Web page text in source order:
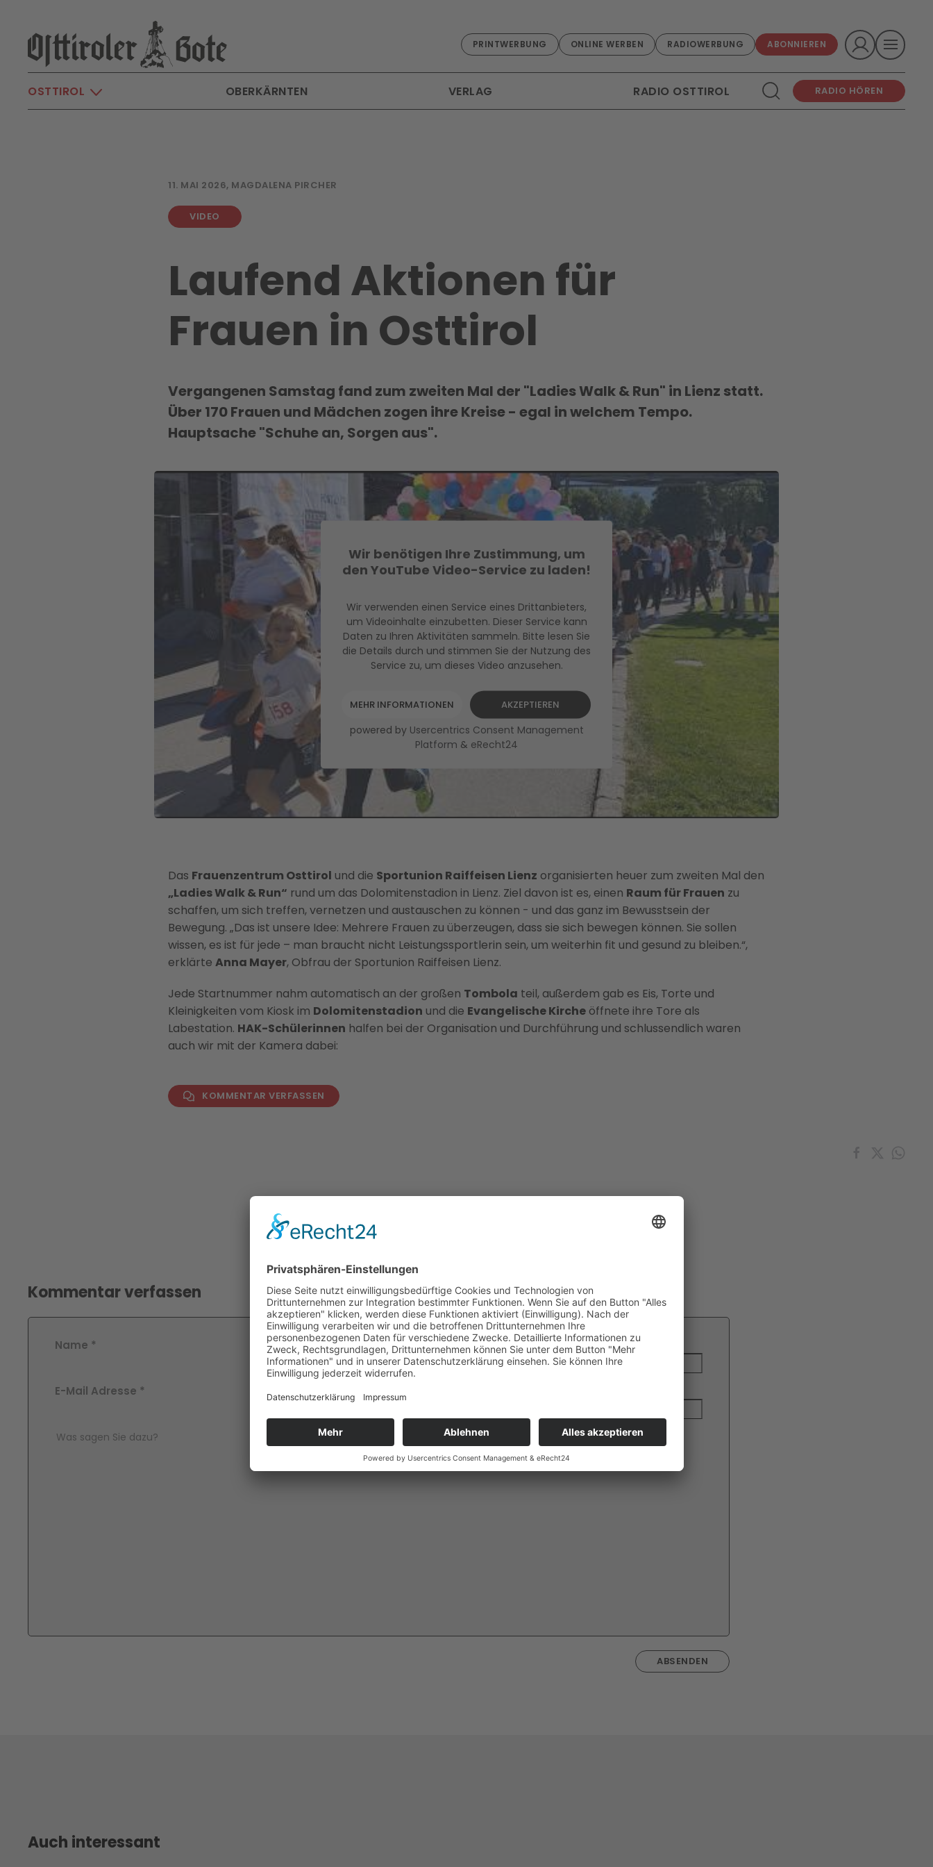
Skip to main content
PRINTWERBUNG ONLINE WERBEN RADIOWERBUNG ABONNIEREN
OSTTIROL OBERKÄRNTEN VERLAG RADIO OSTTIROL RADIO HÖREN
11. MAI 2026, MAGDALENA PIRCHER
VIDEO
Laufend Aktionen für
Frauen in Osttirol
Vergangenen Samstag fand zum zweiten Mal der "Ladies Walk & Run" in Lienz statt.
Über 170 Frauen und Mädchen zogen ihre Kreise - egal in welchem Tempo.
Hauptsache "Schuhe an, Sorgen aus".
Wir benötigen Ihre Zustimmung, um
den YouTube Video-Service zu laden!
Wir verwenden einen Service eines Drittanbieters,
um Videoinhalte einzubetten. Dieser Service kann
Daten zu Ihren Aktivitäten sammeln. Bitte lesen Sie
die Details durch und stimmen Sie der Nutzung des
Service zu, um dieses Video anzusehen.
MEHR INFORMATIONEN AKZEPTIEREN
powered by Usercentrics Consent Management
Platform & eRecht24
Das Frauenzentrum Osttirol und die Sportunion Raiffeisen Lienz organisierten heuer zum zweiten Mal den
„Ladies Walk & Run“ rund um das Dolomitenstadion in Lienz. Ziel davon ist es, einen Raum für Frauen zu
schaffen, um sich treffen, vernetzen und austauschen zu können - und das ganz im Bewusstsein der
Bewegung. „Das ist unsere Idee: Mehrere Frauen zu überzeugen, dass sie sich bewegen können. Sie sollen
wissen, es ist für jede – man braucht nicht Leistungssportlerin sein, um weiterhin fit und gesund zu bleiben.“,
erklärte Anna Mayer, Obfrau der Sportunion Raiffeisen Lienz.
Jede Startnummer nahm automatisch an der großen Tombola teil, außerdem gab es Eis, Torte und
Kleinigkeiten vom Kiosk im Dolomitenstadion und die Evangelische Kirche öffnete ihre Tore als
Labestation. HAK-Schülerinnen halfen bei der Organisation und Durchführung und schlussendlich waren
auch wir mit der Kamera dabei:
KOMMENTAR VERFASSEN
Kommentar verfassen
Name *
E-Mail Adresse *
Comment Text*
ABSENDEN
Auch interessant